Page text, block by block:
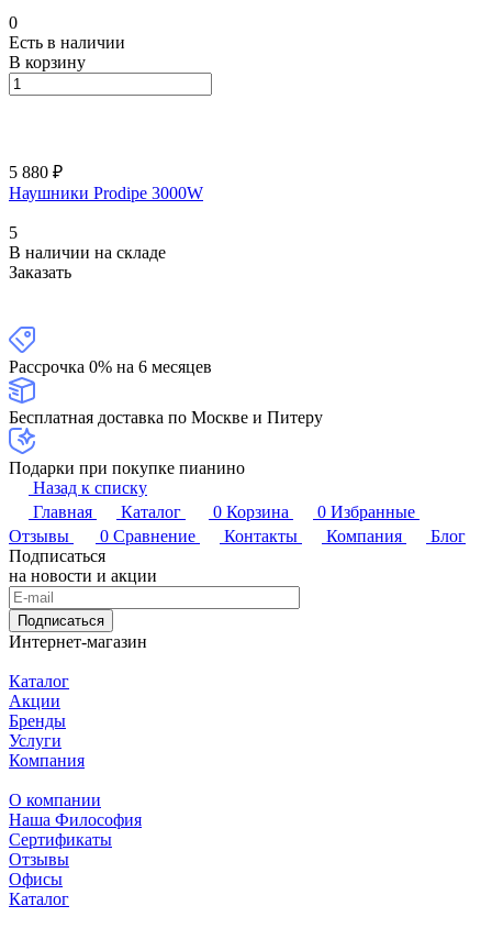
0
Есть в наличии
В корзину
5 880 ₽
Наушники Prodipe 3000W
5
В наличии на складе
Заказать
Рассрочка 0% на 6 месяцев
Бесплатная доставка по Москве и Питеру
Подарки при покупке пианино
Назад к списку
Главная
Каталог 0 Корзина 0 Избранные
Отзывы
0 Сравнение Контакты Компания
Блог
Подписаться
на новости и акции
Подписаться
Интернет-магазин
Каталог
Акции
Бренды
Услуги
Компания
О компании
Наша Философия
Сертификаты
Отзывы
Офисы
Каталог